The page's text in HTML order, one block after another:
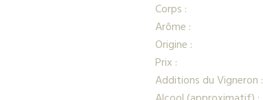
Corps :
Arôme :
Origine :
Prix :
Additions du Vigneron :